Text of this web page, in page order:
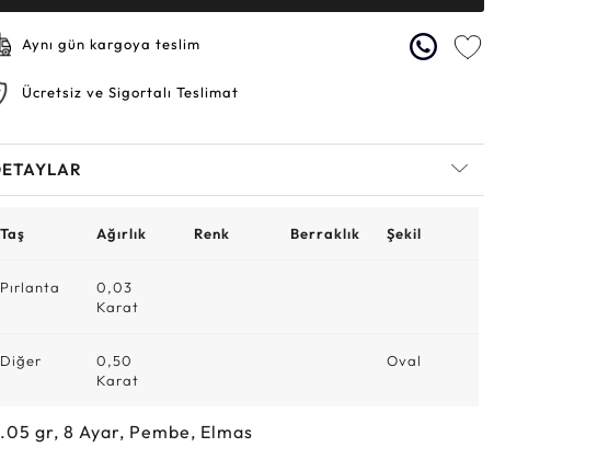
Aynı gün kargoya teslim
Ücretsiz ve Sigortalı Teslimat
Taş Ağırlık Renk Berraklık Şekil
Pırlanta
0,03
Karat
Diğer
0,50
Karat
Oval
gr,8Ayar, Pembe, Elmas